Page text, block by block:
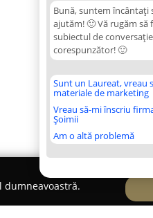
Bună, suntem încântați
ajutăm! 🙂 Vă rugăm să
subiectul de conversație
corespunzător! 🙂
Sunt un Laureat, vreau
materiale de marketing
Vreau să-mi înscriu
Șoimii
Am o altă problemă